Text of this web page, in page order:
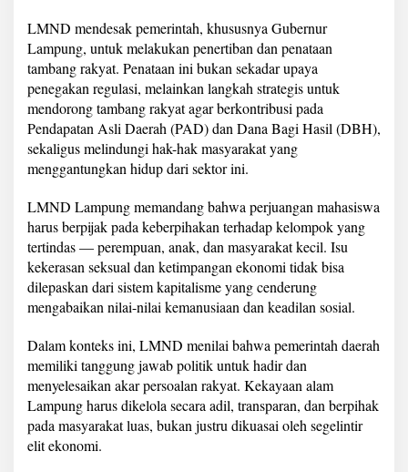
LMND mendesak pemerintah, khususnya Gubernur
Lampung, untuk melakukan penertiban dan penataan
tambang rakyat. Penataan ini bukan sekadar upaya
penegakan regulasi, melainkan langkah strategis untuk
mendorong tambang rakyat agar berkontribusi pada
Pendapatan Asli Daerah (PAD) dan Dana Bagi Hasil (DBH),
sekaligus melindungi hak-hak masyarakat yang
menggantungkan hidup dari sektor ini.
LMND Lampung memandang bahwa perjuangan mahasiswa
harus berpijak pada keberpihakan terhadap kelompok yang
tertindas — perempuan, anak, dan masyarakat kecil. Isu
kekerasan seksual dan ketimpangan ekonomi tidak bisa
dilepaskan dari sistem kapitalisme yang cenderung
mengabaikan nilai-nilai kemanusiaan dan keadilan sosial.
Dalam konteks ini, LMND menilai bahwa pemerintah daerah
memiliki tanggung jawab politik untuk hadir dan
menyelesaikan akar persoalan rakyat. Kekayaan alam
Lampung harus dikelola secara adil, transparan, dan berpihak
pada masyarakat luas, bukan justru dikuasai oleh segelintir
elit ekonomi.